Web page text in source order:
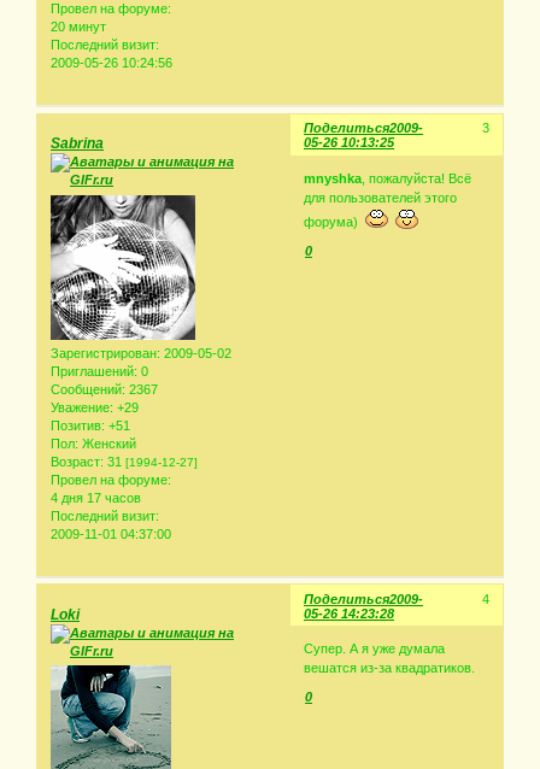
Провел на форуме:
20 минут
Последний визит:
2009-05-26 10:24:56
Поделиться 3
2009-
05-26 10:13:25
Sabrina
Зарегистрирован: 2009-05-02
Приглашений: 0
Сообщений: 2367
Уважение: +29
Позитив: +51
Пол: Женский
Возраст: 31 [1994-12-27]
Провел на форуме:
4 дня 17 часов
Последний визит:
2009-11-01 04:37:00
mnyshka , пожалуйста! Всё
для пользователей этого
форума)
0
Поделиться 4
2009-
05-26 14:23:28
Loki
Супер. А я уже думала
вешатся из-за квадратиков.
0